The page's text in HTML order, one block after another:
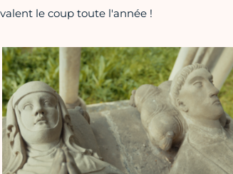
le coup toute l'année !